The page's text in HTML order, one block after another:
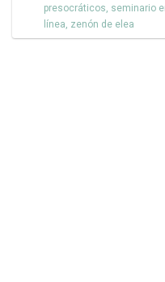
presocráticos, seminario
línea, zenón de elea